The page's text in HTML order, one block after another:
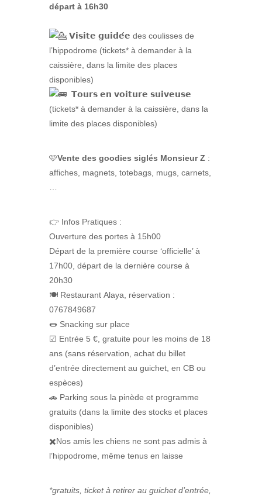
départ à 16h30
𝗩𝗶𝘀𝗶𝘁𝗲 𝗴𝘂𝗶𝗱𝗲́𝗲 des coulisses de
l’hippodrome (tickets* à demander à la
caissière, dans la limite des places
disponibles)
𝗧𝗼𝘂𝗿𝘀 𝗲𝗻 𝘃𝗼𝗶𝘁𝘂𝗿𝗲 𝘀𝘂𝗶𝘃𝗲𝘂𝘀𝗲
(tickets* à demander à la caissière, dans la
limite des places disponibles)
🩷Vente des goodies siglés Monsieur Z :
affiches, magnets, totebags, mugs, carnets,
👉 Infos Pratiques :
Ouverture des portes à 15h00
Départ de la première course ‘officielle’ à
17h00, départ de la dernière course à
20h30
🍽️ Restaurant Alaya, réservation :
0767849687
🌭 Snacking sur place
☑ Entrée 5 €, gratuite pour les moins de 18
ans (sans réservation, achat du billet
d’entrée directement au guichet, en CB ou
espèces)
🚗 Parking sous la pinède et programme
gratuits (dans la limite des stocks et places
disponibles)
✖️Nos amis les chiens ne sont pas admis à
l’hippodrome, même tenus en laisse
*gratuits, ticket à retirer au guichet d’entrée,